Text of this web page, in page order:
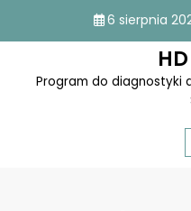
content
6 sierpnia
Program do diagnostyki